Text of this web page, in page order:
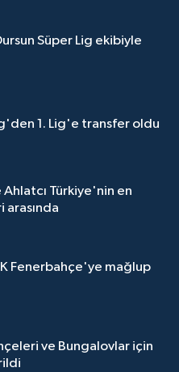
Süper Lig ekibiyle
1. Lig'e transfer oldu
Ahlatcı Türkiye'nin en
arasında
Fenerbahçe'ye mağlup
ve Bungalovlar için